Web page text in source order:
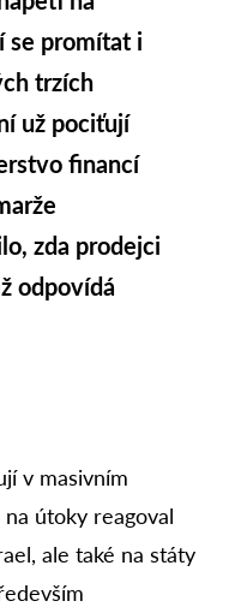
se promítat i
trzích
už pociťují
financí
zda prodejci
odpovídá
v masivním
útoky reagoval
ale také na státy